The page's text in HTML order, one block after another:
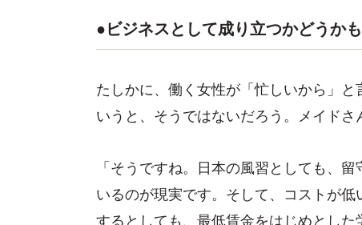
●ビジネスとして成り立つかどうか
たしかに、働く女性が「忙しいから」
いうと、そうではないだろう。メイドさ
「そうですね。日本の風習としても、
いるのが現実です。そして、コストが
するとしても、最低賃金をはじめとし